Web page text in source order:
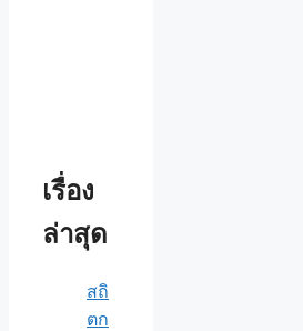
เรื่อง
ล่าสุด
สถิ
ตก